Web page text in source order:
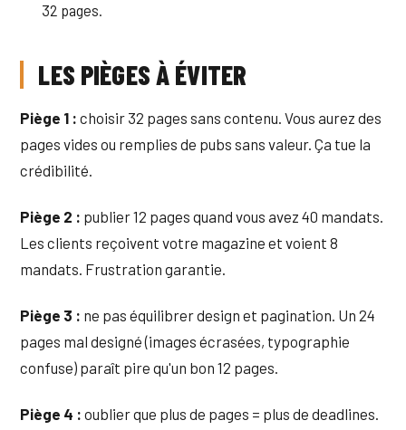
32 pages.
LES PIÈGES À ÉVITER
Piège 1 : choisir 32 pages sans contenu. Vous aurez des
pages vides ou remplies de pubs sans valeur. Ça tue la
crédibilité.
Piège 2 : publier 12 pages quand vous avez 40 mandats.
Les clients reçoivent votre magazine et voient 8
mandats. Frustration garantie.
Piège 3 : ne pas équilibrer design et pagination. Un 24
pages mal designé (images écrasées, typographie
confuse) paraît pire qu'un bon 12 pages.
Piège 4 : oublier que plus de pages = plus de deadlines.